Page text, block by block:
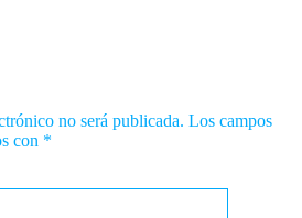
no será publicada. Los campos
con *